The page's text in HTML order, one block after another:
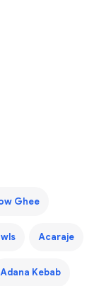
Ghee
Acaraje
Adana Kebab